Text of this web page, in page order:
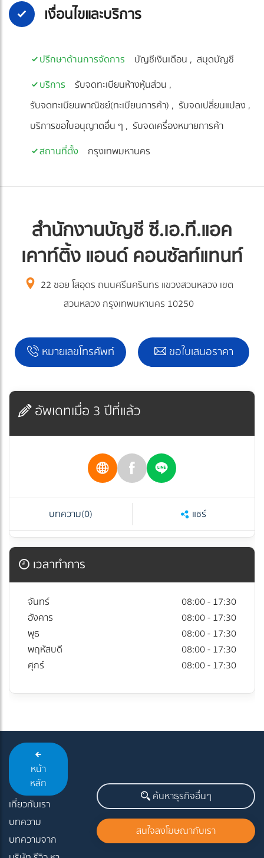
เงื่อนไขและบริการ
ปรึกษาด้านการจัดการ บัญชีเงินเดือน
สมุดบัญชี
บริการ
รับจดทะเบียนห้างหุ้นส่วน
รับจดทะเบียนพาณิชย์(ทะเบียนการค้า)
รับจดเปลี่ยนแปลง
บริการขอใบอนุญาตอื่น ๆ
รับจดเครื่องหมายการค้า
สถานที่ตั้ง
กรุงเทพมหานคร
สำนักงานบัญชี ซี.เอ.ที.แอค
เคาท์ติ้ง แอนด์ คอนซัลท์แทนท์
22 ซอย โสอุดร ถนนศรีนครินทร แขวงสวนหลวง เขต
สวนหลวง กรุงเทพมหานคร 10250
หมายเลขโทรศัพท์ ขอใบเสนอราคา
อัพเดทเมื่อ 3 ปีที่แล้ว
บทความ(0) แชร์
เวลาทำการ
จันทร์
08:00 - 17:30
อังคาร
08:00 - 17:30
พุธ
08:00 - 17:30
พฤหัสบดี
08:00 - 17:30
ศุกร์
08:00 - 17:30
หน้า
หลัก
เกี่ยวกับเรา
บทความ
บทความจาก
ค้นหาธุรกิจอื่นๆ
สนใจลงโฆษณากับเรา